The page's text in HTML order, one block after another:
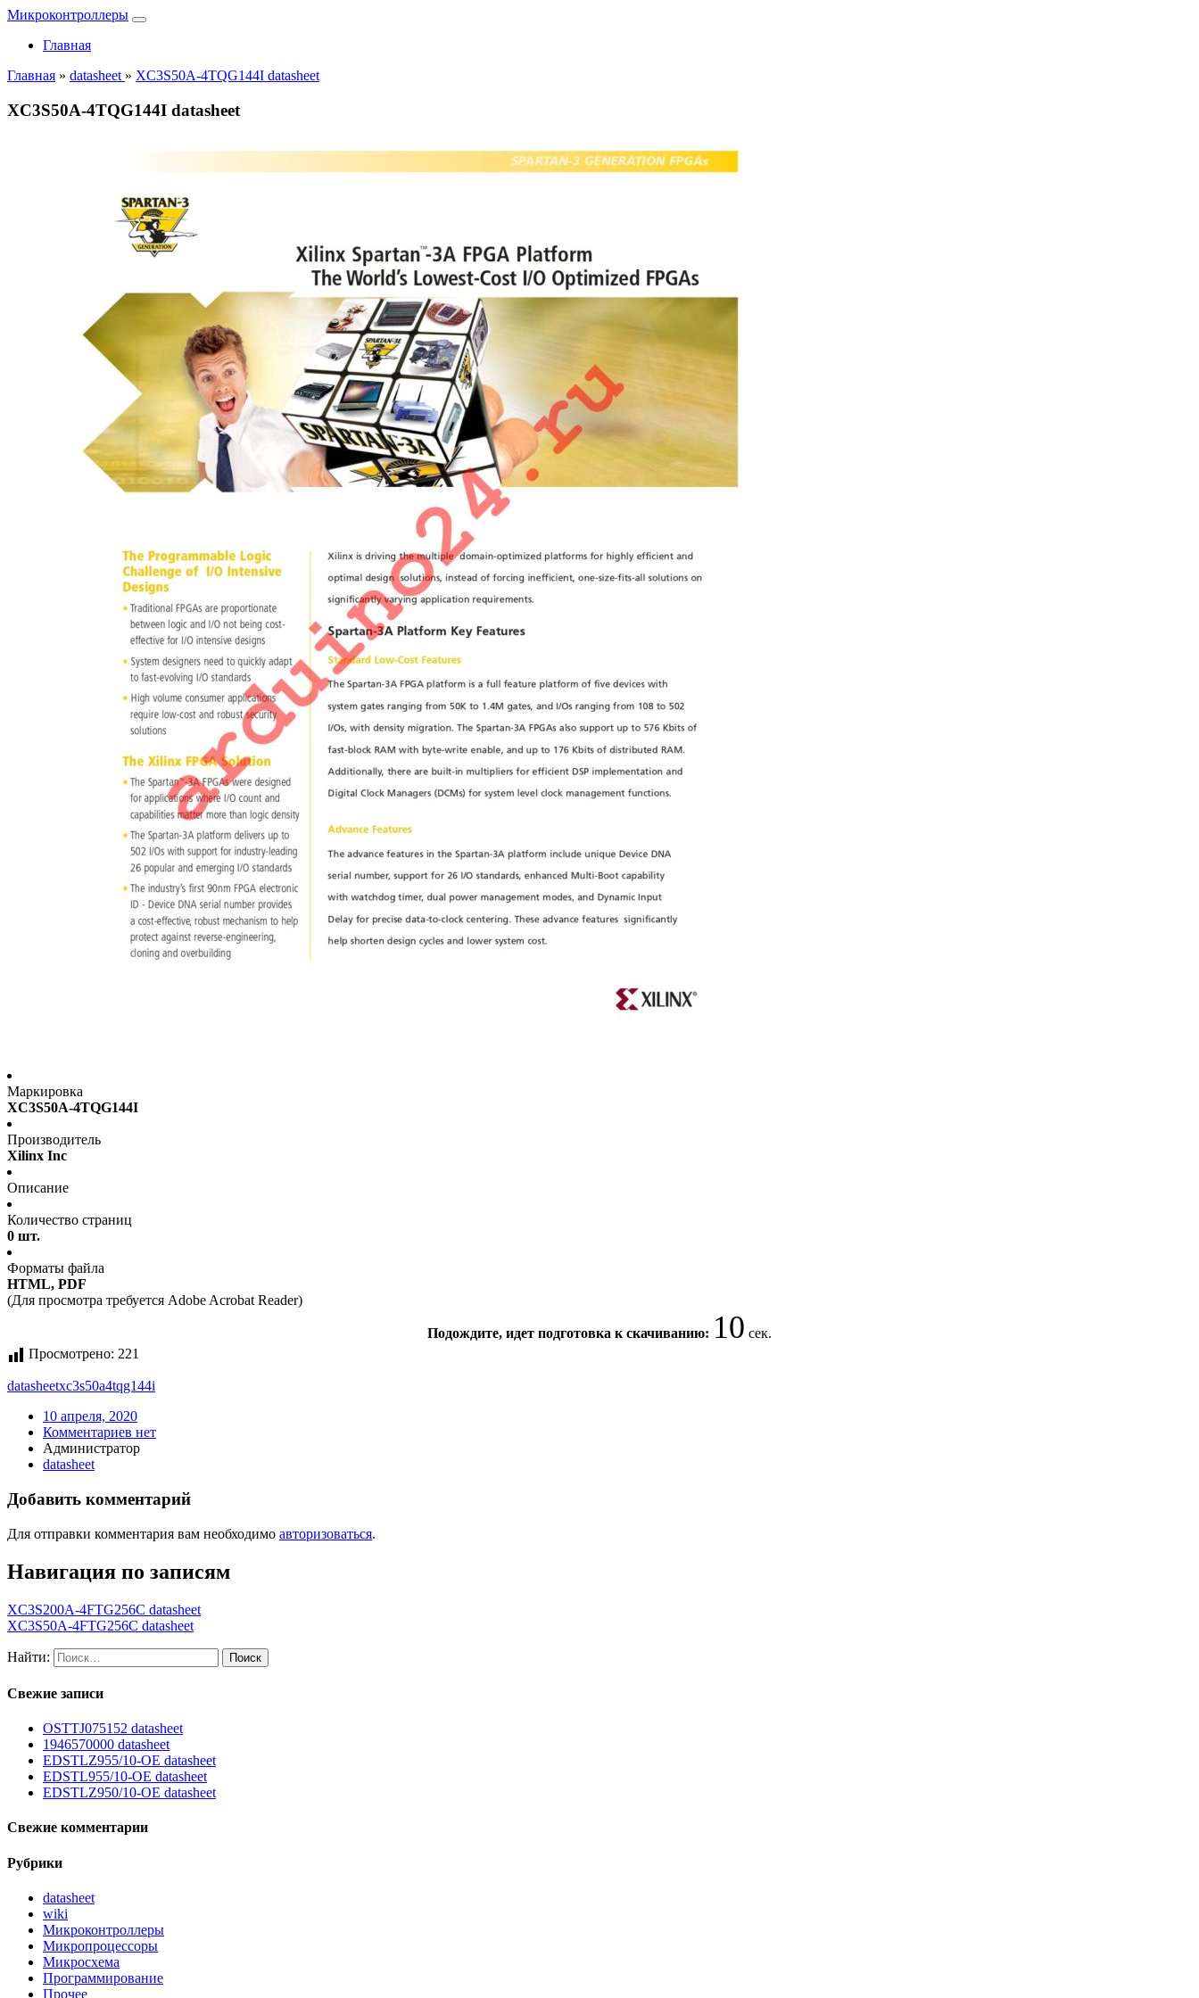
Микроконтроллеры
Главная
Главная » datasheet » XC3S50A-4TQG144I datasheet
XC3S50A-4TQG144I datasheet
Маркировка
XC3S50A-4TQG144I
Производитель
Xilinx Inc
Описание
Количество страниц
0 шт.
Форматы файла
HTML, PDF
(Для просмотра требуется Adobe Acrobat Reader)
Подождите, идет подготовка к скачиванию: 10 сек.
Просмотрено: 221
datasheetxc3s50a4tqg144i
10 апреля, 2020
Комментариев нет
Администратор
datasheet
Добавить комментарий
Для отправки комментария вам необходимо авторизоваться.
Навигация по записям
XC3S200A-4FTG256C datasheet
XC3S50A-4FTG256C datasheet
Найти:
Свежие записи
OSTTJ075152 datasheet
1946570000 datasheet
EDSTLZ955/10-OE datasheet
EDSTL955/10-OE datasheet
EDSTLZ950/10-OE datasheet
Свежие комментарии
Рубрики
datasheet
wiki
Микроконтроллеры
Микропроцессоры
Микросхема
Программирование
Прочее